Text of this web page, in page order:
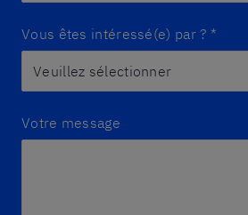
Vous êtes intéressé(e) par ? *
Votre message